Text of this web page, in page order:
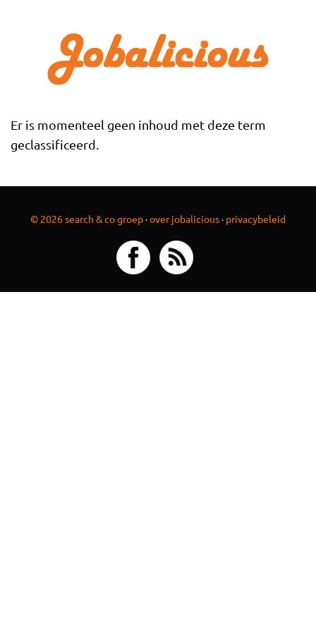
Er is momenteel geen inhoud met deze term
geclassificeerd.
© 2026 search & co groep ·over jobalicious · privacybeleid